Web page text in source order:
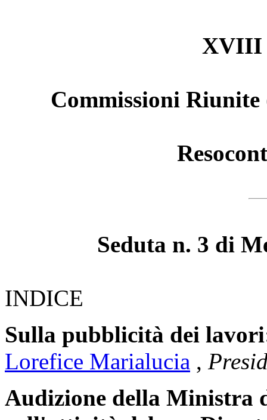
XVIII
Commissioni
Seduta n. 3 di
INDICE
Sulla pubblicità dei
Lorefice Marialucia ,
Audizione della Ministra